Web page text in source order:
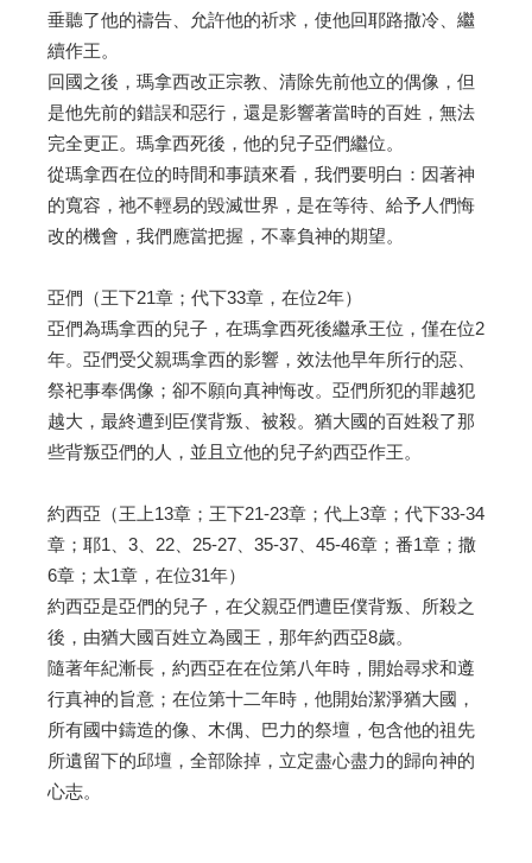
垂聽了他的禱告、允許他的祈求，使他回耶路撒冷、繼
續作王。
回國之後，瑪拿西改正宗教、清除先前他立的偶像，但
是他先前的錯誤和惡行，還是影響著當時的百姓，無法
完全更正。瑪拿西死後，他的兒子亞們繼位。
從瑪拿西在位的時間和事蹟來看，我們要明白：因著神
的寬容，祂不輕易的毀滅世界，是在等待、給予人們悔
改的機會，我們應當把握，不辜負神的期望。
亞們（王下21章；代下33章，在位2年）
亞們為瑪拿西的兒子，在瑪拿西死後繼承王位，僅在位2
年。亞們受父親瑪拿西的影響，效法他早年所行的惡、
祭祀事奉偶像；卻不願向真神悔改。亞們所犯的罪越犯
越大，最終遭到臣僕背叛、被殺。猶大國的百姓殺了那
些背叛亞們的人，並且立他的兒子約西亞作王。
約西亞（王上13章；王下21-23章；代上3章；代下33-34
章；耶1、3、22、25-27、35-37、45-46章；番1章；撒
6章；太1章，在位31年）
約西亞是亞們的兒子，在父親亞們遭臣僕背叛、所殺之
後，由猶大國百姓立為國王，那年約西亞8歲。
隨著年紀漸長，約西亞在在位第八年時，開始尋求和遵
行真神的旨意；在位第十二年時，他開始潔淨猶大國，
所有國中鑄造的像、木偶、巴力的祭壇，包含他的祖先
所遺留下的邱壇，全部除掉，立定盡心盡力的歸向神的
心志。